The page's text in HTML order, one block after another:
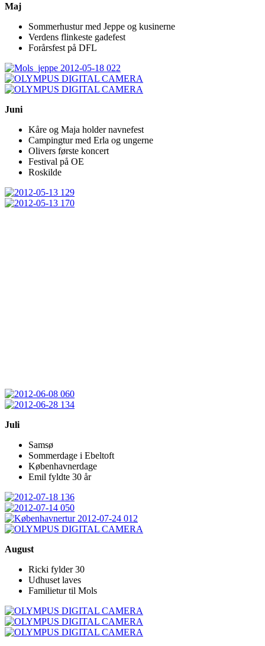
Maj
Sommerhustur med Jeppe og kusinerne
Verdens flinkeste gadefest
Forårsfest på DFL
Juni
Kåre og Maja holder navnefest
Campingtur med Erla og ungerne
Olivers første koncert
Festival på OE
Roskilde
Juli
Samsø
Sommerdage i Ebeltoft
Københavnerdage
Emil fyldte 30 år
August
Ricki fylder 30
Udhuset laves
Familietur til Mols